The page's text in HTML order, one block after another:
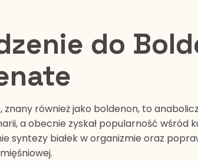
do
znany również jako boldenon, to
a obecnie zyskał popularność wśród
syntezy białek w organizmie oraz